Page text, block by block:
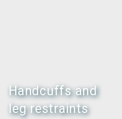
Handcuffs and
leg restraints